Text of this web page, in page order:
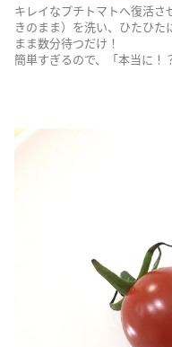
キレイなプチトマトへ復活
きのまま）を洗い、ひたひ
まま数分待つだけ！
簡単すぎるので、「本当に